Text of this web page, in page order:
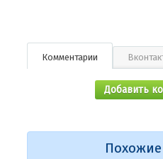
Комментарии
Добавить